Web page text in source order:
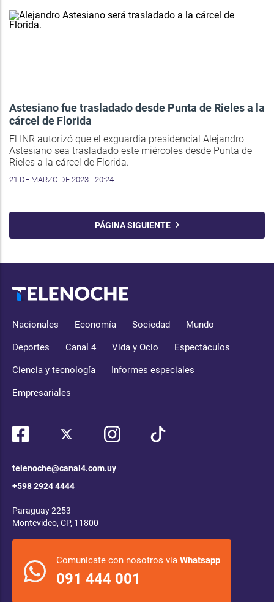
Astesiano fue trasladado desde Punta de Rieles a la
cárcel de Florida
El INR autorizó que el exguardia presidencial Alejandro
Astesiano sea trasladado este miércoles desde Punta de
Rieles a la cárcel de Florida.
21 DE MARZO DE 2023 - 20:24
PÁGINA SIGUIENTE
Nacionales Economía Sociedad Mundo
Deportes Canal 4 Vida y Ocio Espectáculos
Ciencia y tecnología Informes especiales
Empresariales
telenoche@canal4.com.uy
+598 2924 4444
Paraguay 2253
Montevideo, CP, 11800
Comunicate con nosotros via Whatsapp
091 444 001